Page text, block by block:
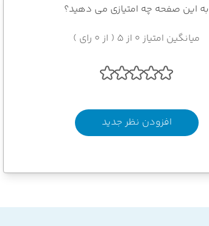
به این صفحه چه امتیازی می دهید؟
میانگین امتیاز 0 از 5 ( از 0 رای )
افزودن نظر جدید